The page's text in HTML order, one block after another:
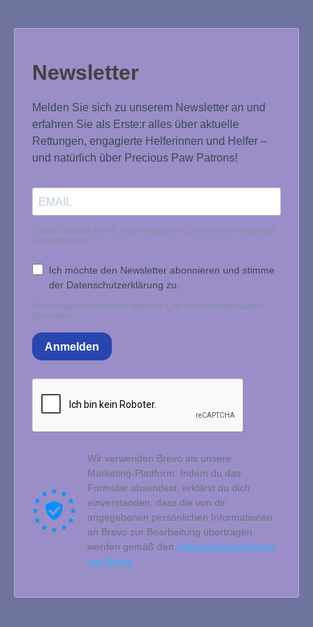
Newsletter
Melden Sie sich zu unserem Newsletter an und
erfahren Sie als Erste:r alles über aktuelle
Rettungen, engagierte Helferinnen und Helfer –
und natürlich über Precious Paw Patrons!
Tragen Sie bitte Ihre E-Mail-Adresse ein, um unseren Newsletter
zu abonnieren.
Ich möchte den Newsletter abonnieren und stimme
der Datenschutzerklärung zu.
Sie können sich jederzeit über den Link im Newsletter wieder
abmelden.
Anmelden
Wir verwenden Brevo als unsere
Marketing-Plattform. Indem du das
Formular absendest, erklärst du dich
einverstanden, dass die von dir
angegebenen persönlichen Informationen
an Brevo zur Bearbeitung übertragen
werden gemäß den Datenschutzrichtlinien
von Brevo.